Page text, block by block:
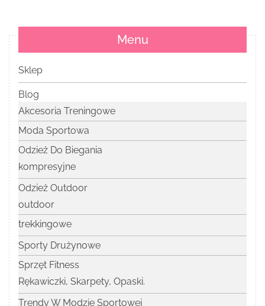
Menu
Sklep
Blog
Akcesoria Treningowe
Moda Sportowa
Odzież Do Biegania
kompresyjne
Odzież Outdoor
outdoor
trekkingowe
Sporty Drużynowe
Sprzęt Fitness
Rękawiczki, Skarpety, Opaski.
Trendy W Modzie Sportowej